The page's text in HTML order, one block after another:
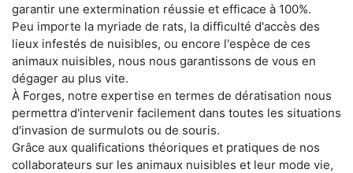
garantir une extermination réussie et efficace à 100%.
Peu importe la myriade de rats, la difficulté d'accès des
lieux infestés de nuisibles, ou encore l'espèce de ces
animaux nuisibles, nous nous garantissons de vous en
dégager au plus vite.
À Forges, notre expertise en termes de dératisation nous
permettra d'intervenir facilement dans toutes les situations
d'invasion de surmulots ou de souris.
Grâce aux qualifications théoriques et pratiques de nos
collaborateurs sur les animaux nuisibles et leur mode vie,